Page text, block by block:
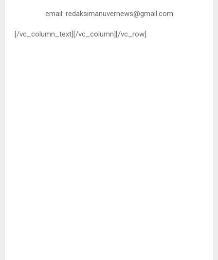
email: redaksimanuvernews@gmail.com
[/vc_column_text][/vc_column][/vc_row]